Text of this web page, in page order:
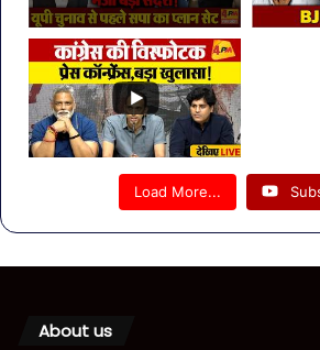
Load More...
About us